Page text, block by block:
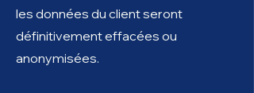
les données du client seront
définitivement effacées ou
anonymisées.